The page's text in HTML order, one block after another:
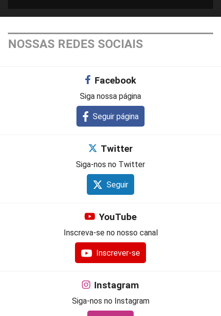
NOSSAS REDES SOCIAIS
Facebook
Siga nossa página
Seguir página
Twitter
Siga-nos no Twitter
Seguir
YouTube
Inscreva-se no nosso canal
Inscrever-se
Instagram
Siga-nos no Instagram